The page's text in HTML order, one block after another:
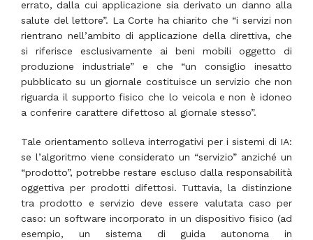
errato, dalla cui applicazione sia derivato un danno alla
salute del lettore”. La Corte ha chiarito che “i servizi non
rientrano nell’ambito di applicazione della direttiva, che
si riferisce esclusivamente ai beni mobili oggetto di
produzione industriale” e che “un consiglio inesatto
pubblicato su un giornale costituisce un servizio che non
riguarda il supporto fisico che lo veicola e non è idoneo
a conferire carattere difettoso al giornale stesso”.
Tale orientamento solleva interrogativi per i sistemi di IA:
se l’algoritmo viene considerato un “servizio” anziché un
“prodotto”, potrebbe restare escluso dalla responsabilità
oggettiva per prodotti difettosi. Tuttavia, la distinzione
tra prodotto e servizio deve essere valutata caso per
caso: un software incorporato in un dispositivo fisico (ad
esempio, un sistema di guida autonoma in